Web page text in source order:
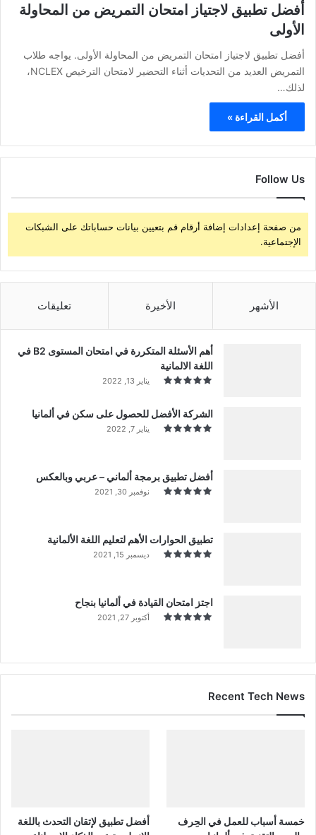
أفضل تطبيق لاجتياز امتحان التمريض من المحاولة
الأولى
أفضل تطبيق لاجتياز امتحان التمريض من المحاولة الأولى. يواجه طلاب
التمريض العديد من التحديات أثناء التحضير لامتحان الترخيص NCLEX،
لذلك…
أكمل القراءة »
Follow Us
من صفحة إعدادات إضافة أرقام قم بتعيين بيانات حساباتك على الشبكات
الإجتماعية.
الأشهر الأخيرة تعليقات
أهم الأسئلة المتكررة في امتحان المستوى B2 في
اللغة الالمانية
يناير 13, 2022
الشركة الأفضل للحصول على سكن في ألمانيا
يناير 7, 2022
أفضل تطبيق برمجة ألماني – عربي وبالعكس
نوفمبر 30, 2021
تطبيق الحوارات الأهم لتعليم اللغة الألمانية
ديسمبر 15, 2021
اجتز امتحان القيادة في ألمانيا بنجاح
أكتوبر 27, 2021
Recent Tech News
خمسة أسباب للعمل في الحِرف
أفضل تطبيق لإتقان التحدث باللغة